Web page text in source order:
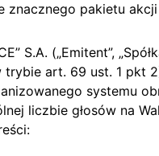
znacznego pakietu akcji
S.A. („Emitent”,
trybie art. 69 ust. 1
systemu
liczbie głosów na